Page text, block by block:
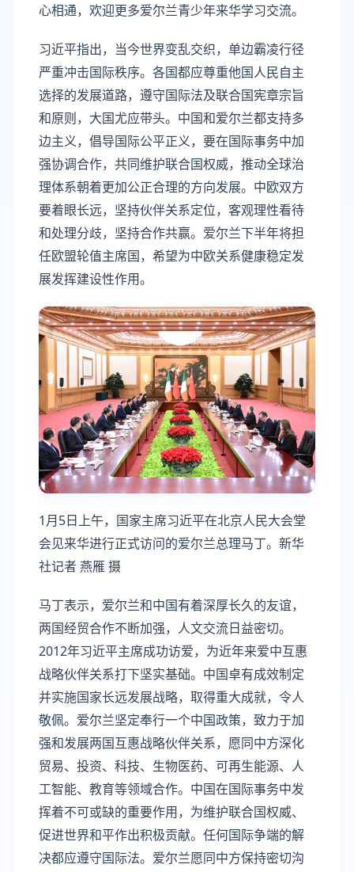
心相通，欢迎更多爱尔兰青少年来华学习交流。
习近平指出，当今世界变乱交织，单边霸凌行径
严重冲击国际秩序。各国都应尊重他国人民自主
选择的发展道路，遵守国际法及联合国宪章宗旨
和原则，大国尤应带头。中国和爱尔兰都支持多
边主义，倡导国际公平正义，要在国际事务中加
强协调合作，共同维护联合国权威，推动全球治
理体系朝着更加公正合理的方向发展。中欧双方
要着眼长远，坚持伙伴关系定位，客观理性看待
和处理分歧，坚持合作共赢。爱尔兰下半年将担
任欧盟轮值主席国，希望为中欧关系健康稳定发
展发挥建设性作用。
1月5日上午，国家主席习近平在北京人民大会堂
会见来华进行正式访问的爱尔兰总理马丁。新华
社记者 燕雁 摄
马丁表示，爱尔兰和中国有着深厚长久的友谊，
两国经贸合作不断加强，人文交流日益密切。
2012年习近平主席成功访爱，为近年来爱中互惠
战略伙伴关系打下坚实基础。中国卓有成效制定
并实施国家长远发展战略，取得重大成就，令人
敬佩。爱尔兰坚定奉行一个中国政策，致力于加
强和发展两国互惠战略伙伴关系，愿同中方深化
贸易、投资、科技、生物医药、可再生能源、人
工智能、教育等领域合作。中国在国际事务中发
挥着不可或缺的重要作用，为维护联合国权威、
促进世界和平作出积极贡献。任何国际争端的解
决都应遵守国际法。爱尔兰愿同中方保持密切沟